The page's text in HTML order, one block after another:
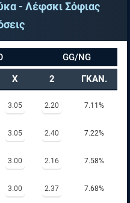
- Λέφσκι Σόφιας
GG/NG
X 2 ΓΚΑΝ.
3.05 2.20 7.11%
3.05 2.40 7.22%
3.00 2.16 7.58%
3.00 2.37 7.68%